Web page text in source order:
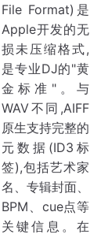
File Format)是
Apple开发的无
损未压缩格式,
是专业DJ的"黄
金标准"。与
WAV不同,AIFF
原生支持完整的
元数据(ID3标
签),包括艺术家
名、专辑封面、
BPM、cue点等
关键信息。在